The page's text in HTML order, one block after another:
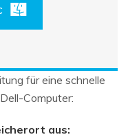
für eine schnelle
Computer:
aus: